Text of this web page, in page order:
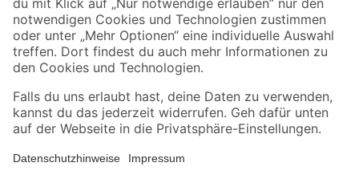
Jetzt die toom-App herunterladen
Alle Preisangaben in EUR inkl. gesetzl. MwSt.. Die dargestellten Angebote sind unter
Umständen nicht in allen Märkten verfügbar. Die angegebenen Verfügbarkeiten beziehen
Produkte nur solange der Vorrat reicht.
*Paketversand ab 59 € versandkostenfrei, gilt nicht für Artikel mit Speditionsversand, hier